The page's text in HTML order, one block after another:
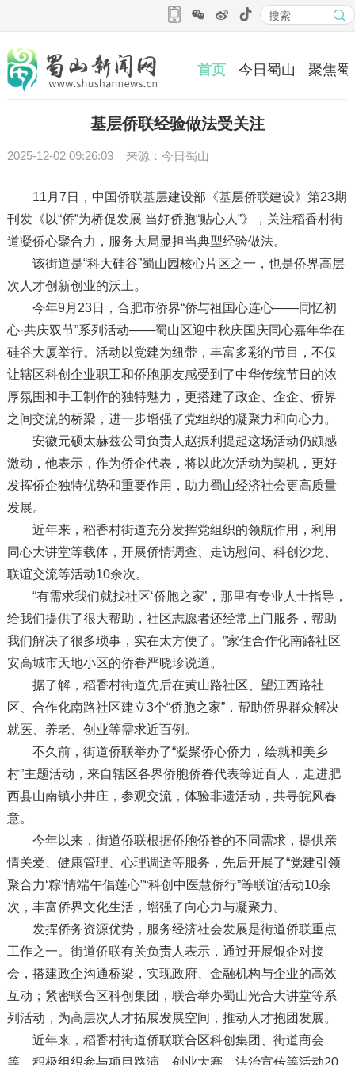
首页 今日蜀山 聚焦蜀
基层侨联经验做法受关注
2025-12-02 09:26:03 来源：今日蜀山
11月7日，中国侨联基层建设部《基层侨联建设》第23期
刊发《以“侨”为桥促发展 当好侨胞“贴心人”》，关注稻香村街
道凝侨心聚合力，服务大局显担当典型经验做法。
该街道是“科大硅谷”蜀山园核心片区之一，也是侨界高层
次人才创新创业的沃土。
今年9月23日，合肥市侨界“侨与祖国心连心——同忆初
心·共庆双节”系列活动——蜀山区迎中秋庆国庆同心嘉年华在
硅谷大厦举行。活动以党建为纽带，丰富多彩的节目，不仅
让辖区科创企业职工和侨胞朋友感受到了中华传统节日的浓
厚氛围和手工制作的独特魅力，更搭建了政企、企企、侨界
之间交流的桥梁，进一步增强了党组织的凝聚力和向心力。
安徽元硕太赫兹公司负责人赵振利提起这场活动仍颇感
激动，他表示，作为侨企代表，将以此次活动为契机，更好
发挥侨企独特优势和重要作用，助力蜀山经济社会更高质量
发展。
近年来，稻香村街道充分发挥党组织的领航作用，利用
同心大讲堂等载体，开展侨情调查、走访慰问、科创沙龙、
联谊交流等活动10余次。
“有需求我们就找社区‘侨胞之家’，那里有专业人士指导，
给我们提供了很大帮助，社区志愿者还经常上门服务，帮助
我们解决了很多琐事，实在太方便了。”家住合作化南路社区
安高城市天地小区的侨眷严晓珍说道。
据了解，稻香村街道先后在黄山路社区、望江西路社
区、合作化南路社区建立3个“侨胞之家”，帮助侨界群众解决
就医、养老、创业等需求近百例。
不久前，街道侨联举办了“凝聚侨心侨力，绘就和美乡
村”主题活动，来自辖区各界侨胞侨眷代表等近百人，走进肥
西县山南镇小井庄，参观交流，体验非遗活动，共寻皖风春
意。
今年以来，街道侨联根据侨胞侨眷的不同需求，提供亲
情关爱、健康管理、心理调适等服务，先后开展了“党建引领
聚合力‘粽’情端午倡莲心”“科创中医慧侨行”等联谊活动10余
次，丰富侨界文化生活，增强了向心力与凝聚力。
发挥侨务资源优势，服务经济社会发展是街道侨联重点
工作之一。街道侨联有关负责人表示，通过开展银企对接
会，搭建政企沟通桥梁，实现政府、金融机构与企业的高效
互动；紧密联合区科创集团，联合举办蜀山光合大讲堂等系
列活动，为高层次人才拓展发展空间，推动人才抱团发展。
近年来，稻香村街道侨联联合区科创集团、街道商会